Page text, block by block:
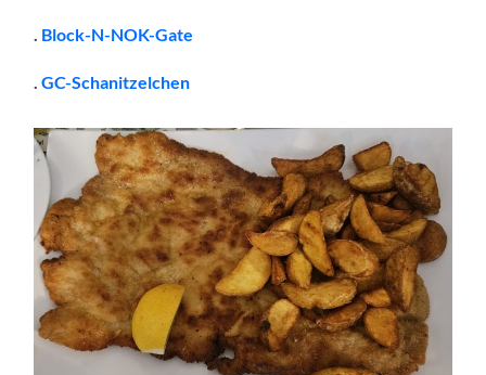
. Block-N-NOK-Gate
.GC-Schanitzelchen